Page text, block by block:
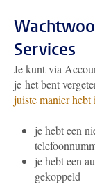
Services
Je kunt via
je het bent
juiste manier hebt
je hebt een
je hebt een
gekoppeld